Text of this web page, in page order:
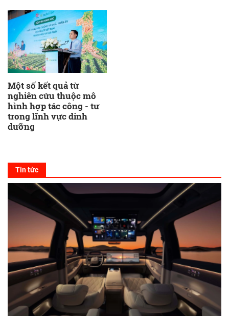
Một số kết quả từ
nghiên cứu thuộc mô
hình hợp tác công - tư
trong lĩnh vực dinh
dưỡng
Tin tức